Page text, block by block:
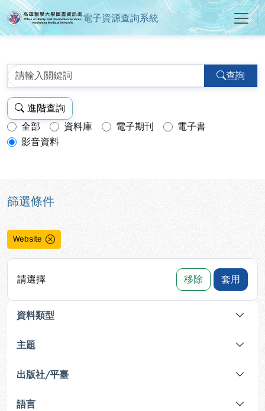
高雄醫學大學圖書資訊處電子資
電子資源查詢系統
查詢
進階查詢
查詢模式：
全部 資料庫 電子期刊
電子書
影音資料
篩選條件
Website
請選擇 移除 套用
資料類型
主題
出版社/平臺
語言